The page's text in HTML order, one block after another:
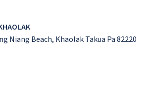
Niang Beach, Khaolak Takua Pa 82220